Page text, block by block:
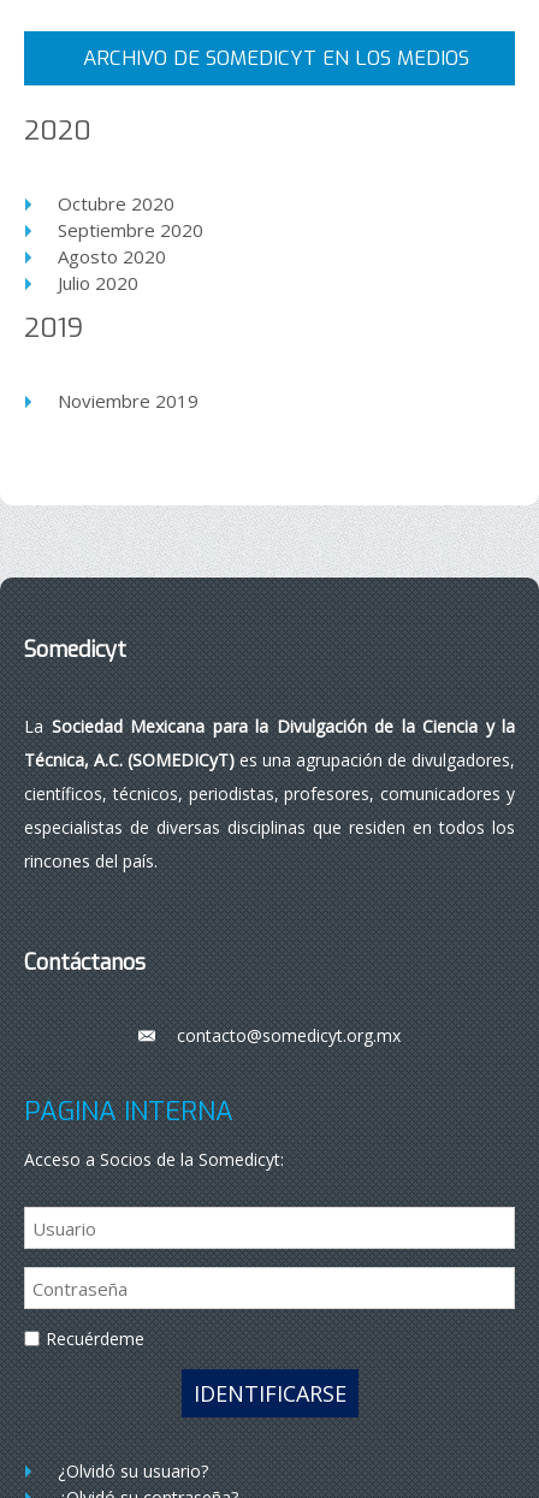
ARCHIVO DE SOMEDICYT EN LOS MEDIOS
2020
Octubre 2020
Septiembre 2020
Agosto 2020
Julio 2020
2019
Noviembre 2019
Somedicyt
LaSociedad Mexicana para la Divulgación de la Ciencia y la
Técnica, A.C. (SOMEDICyT)es una agrupación de divulgadores,
científicos, técnicos, periodistas, profesores, comunicadores y
especialistas de diversas disciplinas que residen en todos los
rincones del país.
Contáctanos
___contacto@somedicyt.org.mx
PÁGINA INTERNA
Acceso a Socios de la Somedicyt:
Recuérdeme
IDENTIFICARSE
¿Olvidó su usuario?